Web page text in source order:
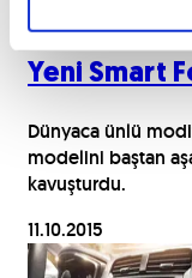
Yeni Smart
Dünyaca ünlü
modelini baştan
kavuşturdu.
11.10.2015